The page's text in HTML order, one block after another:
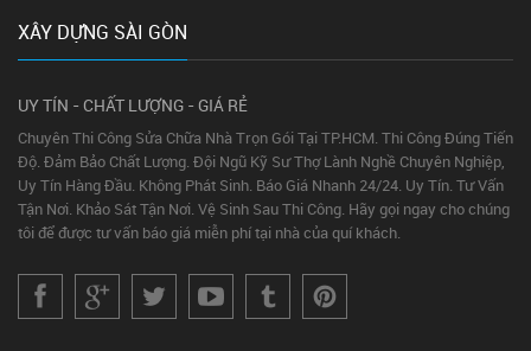
XÂY DỰNG SÀI GÒN
UY TÍN - CHẤT LƯỢNG - GIÁ RẺ
Chuyên Thi Công Sửa Chữa Nhà Trọn Gói Tại TP.HCM. Thi Công Đúng Tiến
Độ. Đảm Bảo Chất Lượng. Đội Ngũ Kỹ Sư Thợ Lành Nghề Chuyên Nghiệp,
Uy Tín Hàng Đầu. Không Phát Sinh. Báo Giá Nhanh 24/24. Uy Tín. Tư Vấn
Tận Nơi. Khảo Sát Tận Nơi. Vệ Sinh Sau Thi Công. Hãy gọi ngay cho chúng
tôi để được tư vấn báo giá miễn phí tại nhà của quí khách.